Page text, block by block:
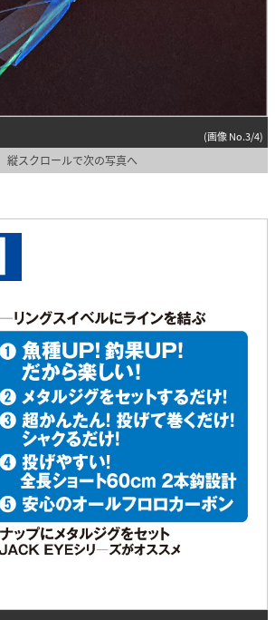
(画像 No.3/4)
縦スクロールで次の写真へ